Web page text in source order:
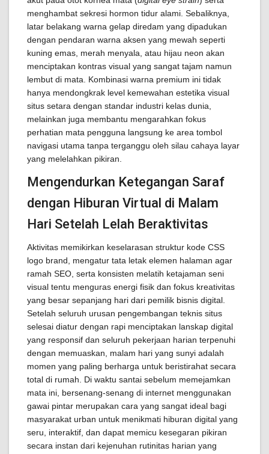
menghambat sekresi hormon tidur alami. Sebaliknya,
latar belakang warna gelap diredam yang dipadukan
dengan pendaran warna aksen yang mewah seperti
kuning emas, merah menyala, atau hijau neon akan
menciptakan kontras visual yang sangat tajam namun
lembut di mata. Kombinasi warna premium ini tidak
hanya mendongkrak level kemewahan estetika visual
situs setara dengan standar industri kelas dunia,
melainkan juga membantu mengarahkan fokus
perhatian mata pengguna langsung ke area tombol
navigasi utama tanpa terganggu oleh silau cahaya layar
yang melelahkan pikiran.
Mengendurkan Ketegangan Saraf
dengan Hiburan Virtual di Malam
Hari Setelah Lelah Beraktivitas
Aktivitas memikirkan keselarasan struktur kode CSS
logo brand, mengatur tata letak elemen halaman agar
ramah SEO, serta konsisten melatih ketajaman seni
visual tentu menguras energi fisik dan fokus kreativitas
yang besar sepanjang hari dari pemilik bisnis digital.
Setelah seluruh urusan pengembangan teknis situs
selesai diatur dengan rapi menciptakan lanskap digital
yang responsif dan seluruh pekerjaan harian terpenuhi
dengan memuaskan, malam hari yang sunyi adalah
momen yang paling berharga untuk beristirahat secara
total di rumah. Di waktu santai sebelum memejamkan
mata ini, bersenang-senang di internet menggunakan
gawai pintar merupakan cara yang sangat ideal bagi
masyarakat urban untuk menikmati hiburan digital yang
seru, interaktif, dan dapat memicu kesegaran pikiran
secara instan dari kejenuhan rutinitas harian yang